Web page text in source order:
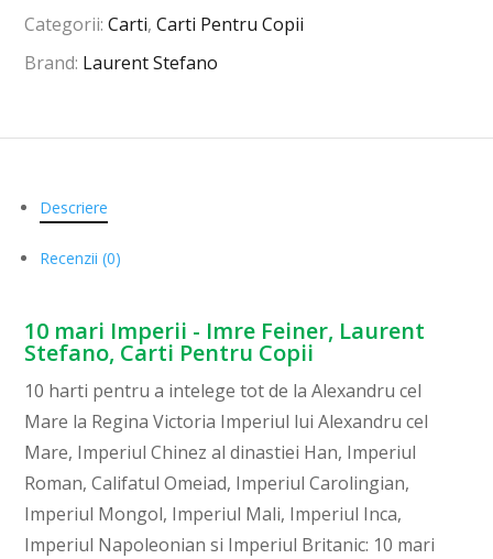
Categorii:Carti,Carti Pentru Copii
Brand: Laurent Stefano
Descriere
Recenzii (0)
10 mari Imperii - Imre Feiner, Laurent
Stefano, Carti Pentru Copii
10 harti pentru a intelege tot de la Alexandru cel
Mare la Regina Victoria Imperiul lui Alexandru cel
Mare, Imperiul Chinez al dinastiei Han, Imperiul
Roman, Califatul Omeiad, Imperiul Carolingian,
Imperiul Mongol, Imperiul Mali, Imperiul Inca,
Imperiul Napoleonian si Imperiul Britanic: 10 mari